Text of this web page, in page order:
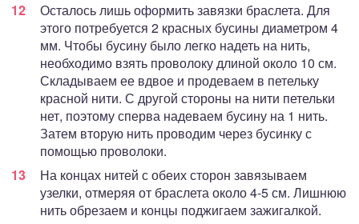
Осталось лишь оформить завязки браслета. Для
этого потребуется 2 красных бусины диаметром 4
мм. Чтобы бусину было легко надеть на нить,
необходимо взять проволоку длиной около 10 см.
Складываем ее вдвое и продеваем в петельку
красной нити. С другой стороны на нити петельки
нет, поэтому сперва надеваем бусину на 1 нить.
Затем вторую нить проводим через бусинку с
помощью проволоки.
На концах нитей с обеих сторон завязываем
узелки, отмеряя от браслета около 4-5 см. Лишнюю
нить обрезаем и концы поджигаем зажигалкой.